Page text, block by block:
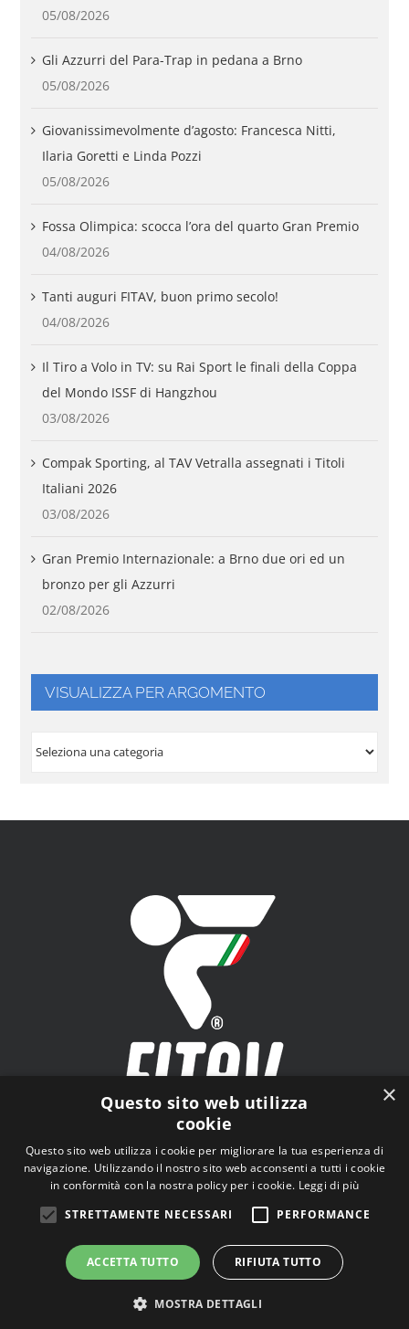
05/08/2026
Gli Azzurri del Para-Trap in pedana a Brno
05/08/2026
Giovanissimevolmente d’agosto: Francesca Nitti,
Ilaria Goretti e Linda Pozzi
05/08/2026
Fossa Olimpica: scocca l’ora del quarto Gran Premio
04/08/2026
Tanti auguri FITAV, buon primo secolo!
04/08/2026
Il Tiro a Volo in TV: su Rai Sport le finali della Coppa
del Mondo ISSF di Hangzhou
03/08/2026
Compak Sporting, al TAV Vetralla assegnati i Titoli
Italiani 2026
03/08/2026
Gran Premio Internazionale: a Brno due ori ed un
bronzo per gli Azzurri
02/08/2026
VISUALIZZA PER ARGOMENTO
FITAV - Federazione Italiana Tiro a Volo - Viale Tiziano
n.74, 00196 Roma (RM)
© Copyright2026 | Tutti i diritti riservati |Privacy Policy
×
Questo sito web utilizza
cookie
Questo sito web utilizza i cookie per migliorare la tua esperienza di
navigazione. Utilizzando il nostro sito web acconsenti a tutti i cookie
in conformità con la nostra policy per i cookie. Leggi di più
STRETTAMENTE NECESSARI
PERFORMANCE
ACCETTA TUTTO RIFIUTA TUTTO
MOSTRA DETTAGLI